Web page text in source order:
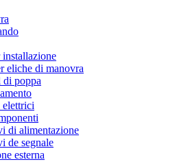
eliche di manovra
poppa
elettrici
di alimentazione
de segnale
esterna